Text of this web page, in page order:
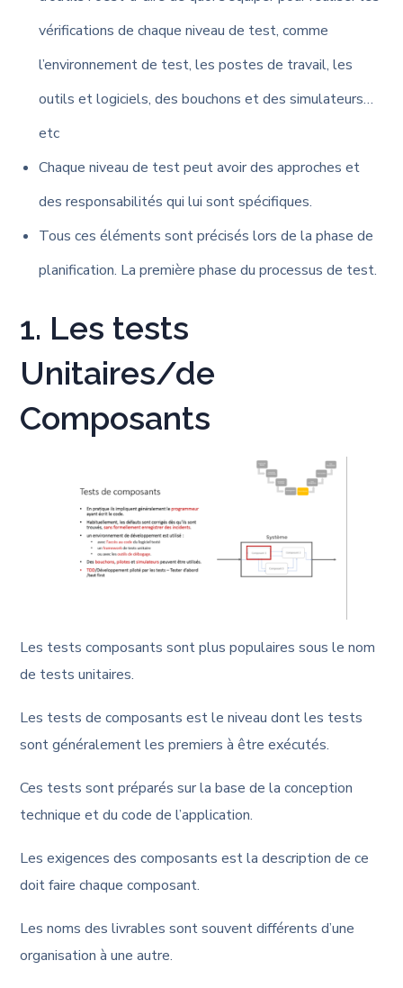
vérifications de chaque niveau de test, comme
l’environnement de test, les postes de travail, les
outils et logiciels, des bouchons et des simulateurs…
etc
Chaque niveau de test peut avoir des approches et
des responsabilités qui lui sont spécifiques.
Tous ces éléments sont précisés lors de la phase de
planification. La première phase du processus de test.
1. Les tests
Unitaires/de
Composants
Les tests composants sont plus populaires sous le nom
de tests unitaires.
Les tests de composants est le niveau dont les tests
sont généralement les premiers à être exécutés.
Ces tests sont préparés sur la base de la conception
technique et du code de l’application.
Les exigences des composants est la description de ce
doit faire chaque composant.
Les noms des livrables sont souvent différents d’une
organisation à une autre.